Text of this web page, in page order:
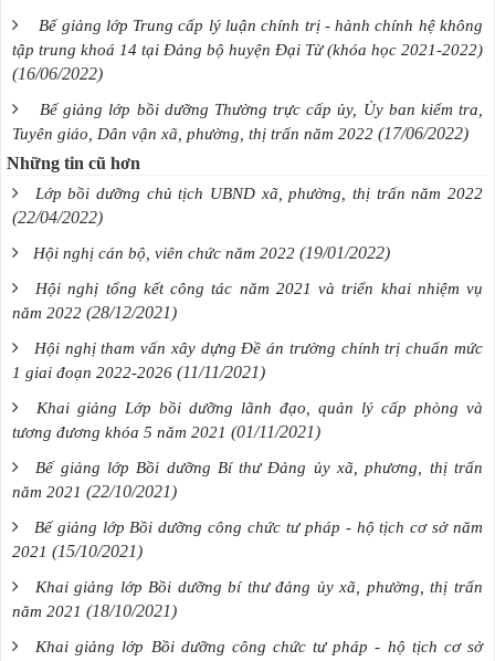
Bế giảng lớp Trung cấp lý luận chính trị - hành chính hệ không
tập trung khoá 14 tại Đảng bộ huyện Đại Từ (khóa học 2021-2022)
(16/06/2022)
Bế giảng lớp bồi dưỡng Thường trực cấp ủy, Ủy ban kiểm tra,
Tuyên giáo, Dân vận xã, phường, thị trấn năm 2022 (17/06/2022)
Những tin cũ hơn
Lớp bồi dưỡng chủ tịch UBND xã, phường, thị trấn năm 2022
(22/04/2022)
Hội nghị cán bộ, viên chức năm 2022 (19/01/2022)
Hội nghị tổng kết công tác năm 2021 và triển khai nhiệm vụ
năm 2022 (28/12/2021)
Hội nghị tham vấn xây dựng Đề án trường chính trị chuẩn mức
1 giai đoạn 2022-2026 (11/11/2021)
Khai giảng Lớp bồi dưỡng lãnh đạo, quản lý cấp phòng và
tương đương khóa 5 năm 2021 (01/11/2021)
Bế giảng lớp Bồi dưỡng Bí thư Đảng ủy xã, phương, thị trấn
năm 2021 (22/10/2021)
Bế giảng lớp Bồi dưỡng công chức tư pháp - hộ tịch cơ sở năm
2021 (15/10/2021)
Khai giảng lớp Bồi dưỡng bí thư đảng ủy xã, phường, thị trấn
năm 2021 (18/10/2021)
Khai giảng lớp Bồi dưỡng công chức tư pháp - hộ tịch cơ sở